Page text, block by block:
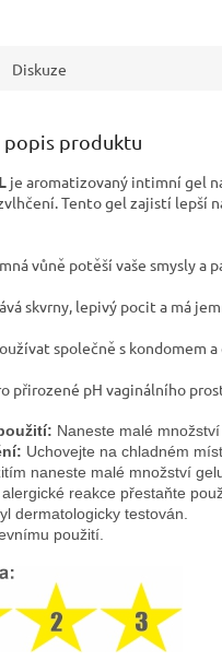
Diskuze
popis produktu
je aromatizovaný intimní gel
Tento gel zajistí lepší
vůně potěší vaše smysly a
skvrny, lepivý pocit a má
společně s kondomem
přirozené pH vaginálního
Naneste malé množství
Uchovejte na chladném
naneste malé množství
reakce přestaňte
dermatologicky testován.
použití.